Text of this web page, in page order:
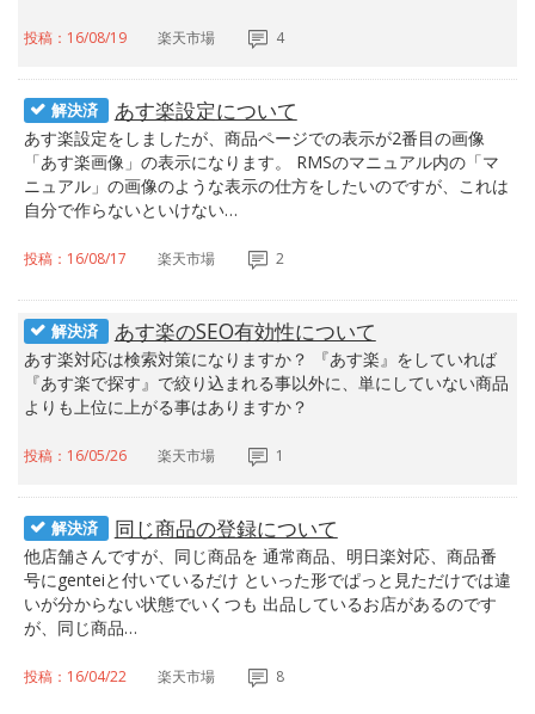
投稿：16/08/19 楽天市場 4
解決済 あす楽設定について
あす楽設定をしましたが、商品ページでの表示が2番目の画像
「あす楽画像」の表示になります。 RMSのマニュアル内の「マ
ニュアル」の画像のような表示の仕方をしたいのですが、これは
自分で作らないといけない…
投稿：16/08/17 楽天市場 2
解決済 あす楽のSEO有効性について
あす楽対応は検索対策になりますか？ 『あす楽』をしていれば
『あす楽で探す』で絞り込まれる事以外に、単にしていない商品
よりも上位に上がる事はありますか？
投稿：16/05/26 楽天市場 1
解決済 同じ商品の登録について
他店舗さんですが、同じ商品を 通常商品、明日楽対応、商品番
号にgenteiと付いているだけ といった形でぱっと見ただけでは違
いが分からない状態でいくつも 出品しているお店があるのです
が、同じ商品…
投稿：16/04/22 楽天市場 8